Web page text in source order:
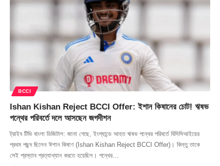
BCCI
Ishan Kishan Reject BCCI Offer: ইশান কিষানের চোট! ঋষভ
পন্থের পরিবর্তে দলে আসছেন জগদীশন
ট্রাইব টিভি বাংলা ডিজিটাল: জানা গেছে, ইংল্যান্ডে আহত ঋষভ পন্থের পরিবর্তে বিসিসিআইয়ের
প্রথম পছন্দ ছিলেন ঈশান কিষাণ (Ishan Kishan Reject BCCI Offer)। কিন্তু তাকে
সেই প্রস্তাব প্রত্যাখ্যান করতে হয়েছিল। পন্থের…